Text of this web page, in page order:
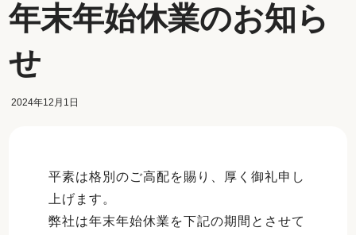
2024年12月1日
年末年始休業のお知ら
せ
平素は格別のご高配を賜り、厚く御礼申し
上げます。
弊社は年末年始休業を下記の期間とさせて